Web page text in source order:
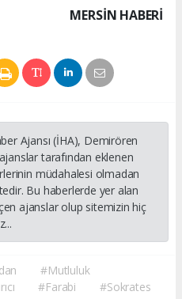
MERSIN HABERİ
Ajansı (İHA), Demirören
tarafından eklenen
müdahalesi olmadan
Bu haberlerde yer alan
ajanslar olup sitemizin hiç
#Mutluluk
#Farabi
#Sokrates